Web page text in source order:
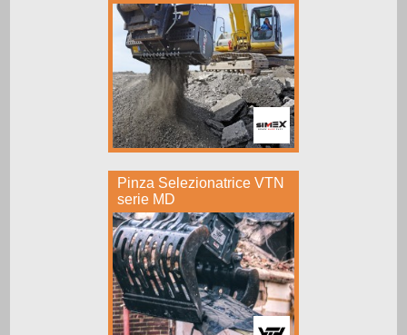
Pinza Selezionatrice VTN
serie MD